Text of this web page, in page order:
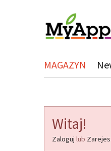
MAGAZYN
Witaj!
Zaloguj lub